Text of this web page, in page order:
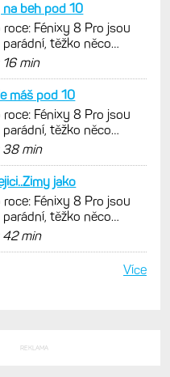
beh pod 10
Fénixy 8 Pro jsou
těžko něco
nositelnost
min
máš pod 10
Fénixy 8 Pro jsou
těžko něco
nositelnost
min
jako
Fénixy 8 Pro jsou
těžko něco
nositelnost
min
Více
REKLAMA